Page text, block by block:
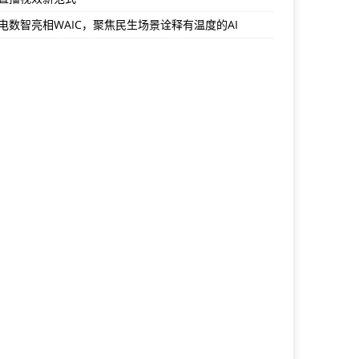
数智亮相WAIC，聚焦民生场景诠释有温度的AI